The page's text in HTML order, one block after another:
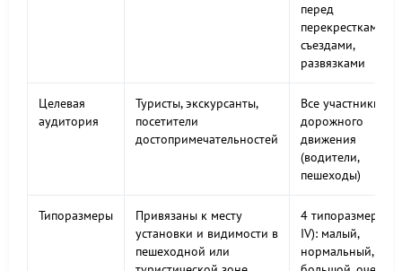
перед
перекрестками,
съездами,
развязками
Целевая
аудитория
Туристы, экскурсанты,
посетители
достопримечательностей
Все участники
дорожного
движения
(водители,
пешеходы)
Типоразмеры
Привязаны к месту
установки и видимости в
пешеходной или
4 типоразмера (I–
IV): малый,
нормальный,